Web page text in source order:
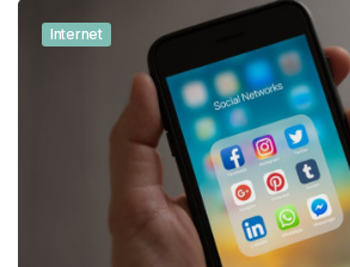
Internet